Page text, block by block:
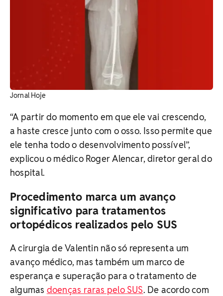
Jornal Hoje
“A partir do momento em que ele vai crescendo,
a haste cresce junto com o osso. Isso permite que
ele tenha todo o desenvolvimento possível”,
explicou o médico Roger Alencar, diretor geral do
hospital.
Procedimento marca um avanço
significativo para tratamentos
ortopédicos realizados pelo SUS
A cirurgia de Valentin não só representa um
avanço médico, mas também um marco de
esperança e superação para o tratamento de
algumas doenças raras pelo SUS. De acordo com